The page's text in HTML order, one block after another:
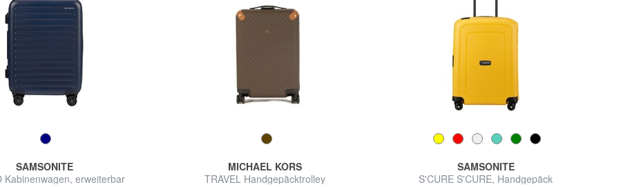
SAMSONITE
Kabinenwagen, erweiterbar
MICHAEL KORS
TRAVEL Handgepäcktrolley
SAMSONITE
S'CURE S'CURE, Handgepäck